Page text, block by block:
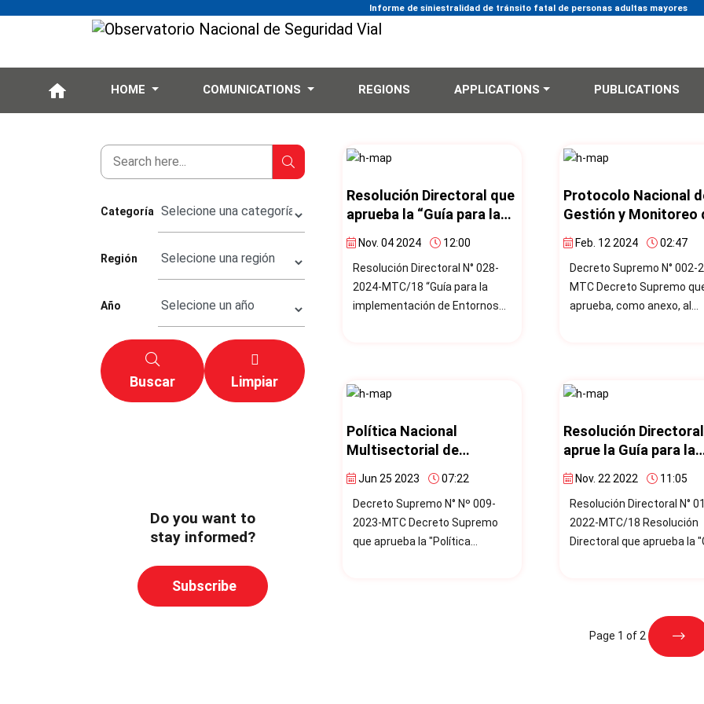
Informe de siniestralidad de tránsito fatal de personas adultas mayores
HOME COMUNICATIONS REGIONS APPLICATIONS PUBLICATIONS
Categoría
Región
Año
Buscar Limpiar
Do you want to
stay informed?
Subscribe
Resolución Directoral que
aprueba la “Guía para la
implementación de
Entornos Escolares
Seguros”
Nov. 04 2024
12:00
Resolución Directoral N° 028-
2024-MTC/18 “Guía para la
implementación de Entornos
implementacion-de-entornos-
seguros/onsv@mtc.gob.pe]
probado mediante Resolución
Directoral N° 028-2024-
Protocolo Nacional
Gestión y Monitoreo
Información ante
Accidentes de
Feb. 12 2024
02:47
Decreto Supremo N° 002-
MTC Decreto Supremo que
aprueba, como anexo, al
Política Nacional
Multisectorial de
Seguridad Vial 2023 -
2030
Jun 25 2023
07:22
Decreto Supremo N° Nº 009-
2023-MTC Decreto Supremo
que aprueba la "Política
Resolución
aprue la Guía para la
Gestión Integral de
Velocidades
Nov. 22 2022
11:05
Resolución Directoral N°
2022-MTC/18 Resolución
Directoral que aprueba la
Page 1 of 2